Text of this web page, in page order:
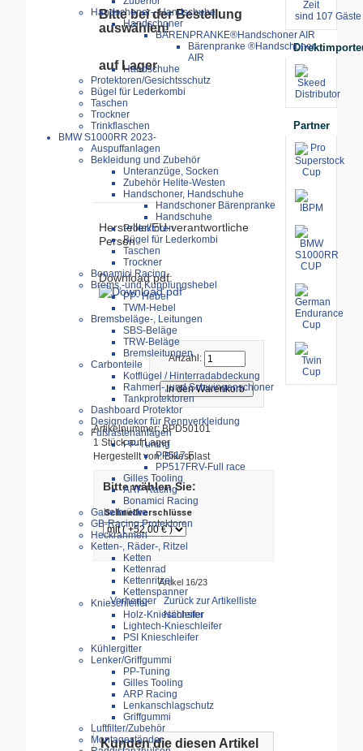
Handschoner-, Handschuhe
Handschoner
BÄRENPRANKE®Handschoner AIR
Bärenpranke ®Handschoner
AIR
Handschuhe
Protektoren/Gesichtsschutz
Bügel für Lederkombi
Taschen
Trockner
Trinkflaschen
BMW S1000RR 2023-
Auspuffanlagen
Bekleidung und Zubehör
Unteranzüge, Socken
Zubehör Helite-Westen
Handschoner, Handschuhe
Handschoner Bärenpranke
Handschuhe
Protektoren
Bügel für Lederkombi
Taschen
Trockner
Bonamici Racing
Brems,-und Kupplungshebel
PP- Hebel
TWM-Hebel
Bremsbeläge-, Leitungen
SBS-Beläge
TRW-Beläge
Bremsleitungen
Carbonteile
Kotflügel / Hinterradabdeckung
Rahmen-, und Schwingenschoner
Tankprotektoren
Dashboard Protektor
Designdekor für Rennverkleidung
Fußrastenanlagen
PP-Tuning
PP517.F
PP517FRV-Full race
Gilles Tooling
ARP Racing
Bonamici Racing
Gabelbrücke
GB-Racing Protektoren
Heckrahmen
Ketten-, Räder-, Ritzel
Ketten
Kettenrad
Kettenritzel
Kettenspanner
Knieschleifer
Holz-Knieschleifer
Lightech-Knieschleifer
PSI Knieschleifer
Kühlergitter
Lenker/Griffgummi
PP-Tuning
Gilles Tooling
ARP Racing
Lenkanschlagschutz
Griffgummi
Luftfilter/Zubehör
Montageständer
Bitte bei der Bestellung
auswählen!
auf Lager
Hersteller/EU-verantwortliche
Person
Download pdf:
Anzahl:
Artikelnummer: BPD50101
1 Stück auf Lager
Hergestellt von: Bikesplast
Bitte wählen Sie:
Schnellverschlüsse
Artikel 16/23
Vorheriger Zurück zur Artikelliste
Nächster
Kunden die diesen Artikel
Zeit
sind 107
Partner